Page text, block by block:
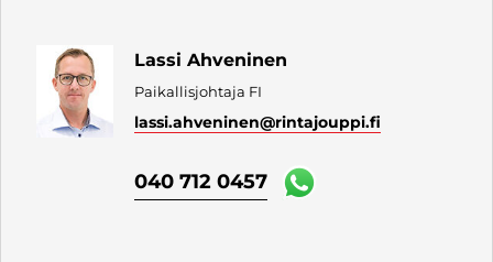
Lassi Ahveninen
Paikallisjohtaja FI
lassi.ahveninen@rintajouppi.fi
040 712 0457